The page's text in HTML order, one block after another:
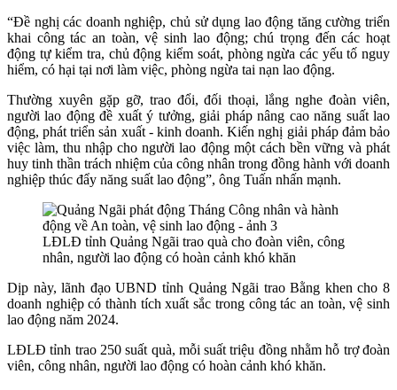
“Đề nghị các doanh nghiệp, chủ sử dụng lao động tăng cường triển
khai công tác an toàn, vệ sinh lao động; chú trọng đến các hoạt
động tự kiểm tra, chủ động kiểm soát, phòng ngừa các yếu tố nguy
hiểm, có hại tại nơi làm việc, phòng ngừa tai nạn lao động.
Thường xuyên gặp gỡ, trao đổi, đối thoại, lắng nghe đoàn viên,
người lao động đề xuất ý tưởng, giải pháp nâng cao năng suất lao
động, phát triển sản xuất - kinh doanh. Kiến nghị giải pháp đảm bảo
việc làm, thu nhập cho người lao động một cách bền vững và phát
huy tinh thần trách nhiệm của công nhân trong đồng hành với doanh
nghiệp thúc đẩy năng suất lao động”, ông Tuấn nhấn mạnh.
LĐLĐ tỉnh Quảng Ngãi trao quà cho đoàn viên, công
nhân, người lao động có hoàn cảnh khó khăn
Dịp này, lãnh đạo UBND tỉnh Quảng Ngãi trao Bằng khen cho 8
doanh nghiệp có thành tích xuất sắc trong công tác an toàn, vệ sinh
lao động năm 2024.
LĐLĐ tỉnh trao 250 suất quà, mỗi suất triệu đồng nhằm hỗ trợ đoàn
viên, công nhân, người lao động có hoàn cảnh khó khăn.